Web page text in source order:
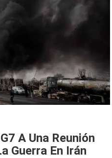
A Una Reunión
Guerra En Irán